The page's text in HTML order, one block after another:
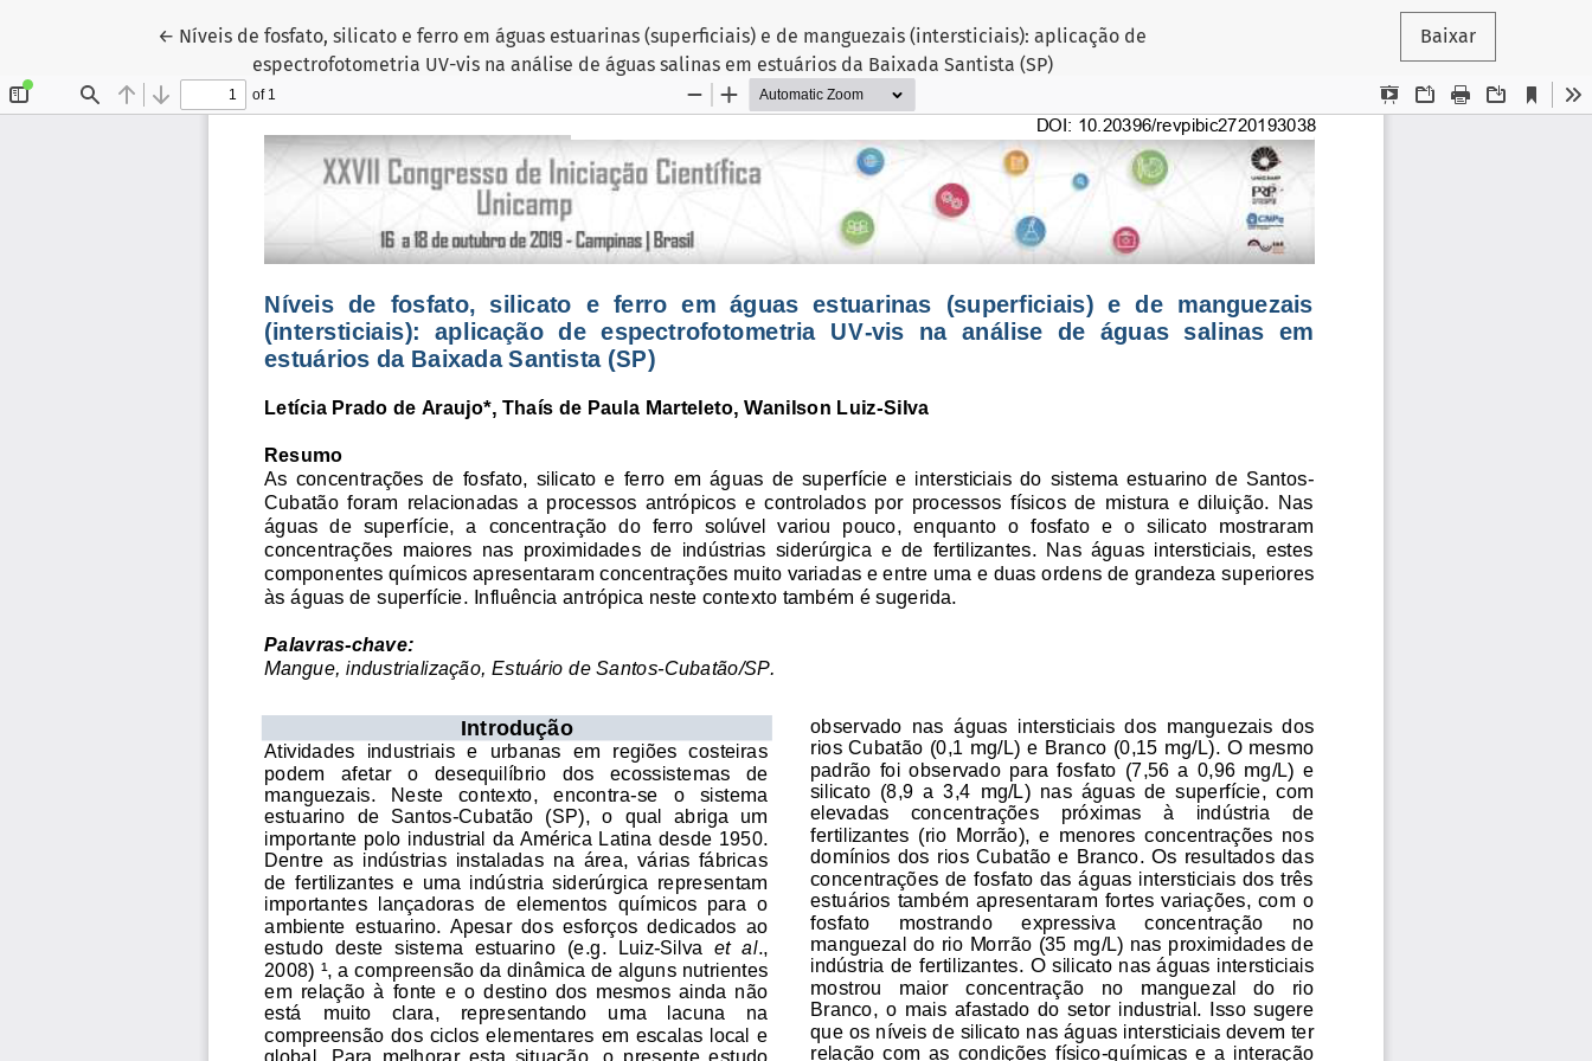
← Voltar aos Detalhes do Artigo
Níveis de fosfato, silicato e ferro em águas estuarinas (superficiais) e de manguezais (intersticiais): aplicação de
espectrofotometria UV-vis na análise de águas salinas em estuários da Baixada Santista (SP)
Baixar